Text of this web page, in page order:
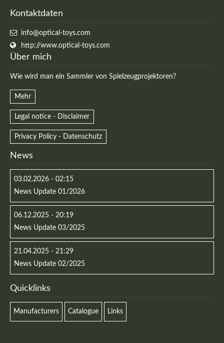
Kontaktdaten
info@optical-toys.com
http://www.optical-toys.com
Über mich
Wie wird man ein Sammler von Spielzeugprojektoren?
Mehr
Legal notice - Disclaimer
Privacy Policy - Datenschutz
News
03.02.2026 - 02:15
News Update 01/2026
06.12.2025 - 20:19
News Update 03/2025
21.04.2025 - 21:29
News Update 02/2025
Quicklinks
Manufacturers Catalogue Links